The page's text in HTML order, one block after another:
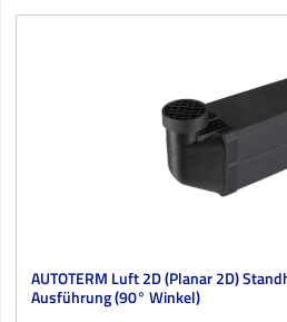
AUTOTERM Luft 2D (Planar 2D)
Ausführung (90° Winkel)